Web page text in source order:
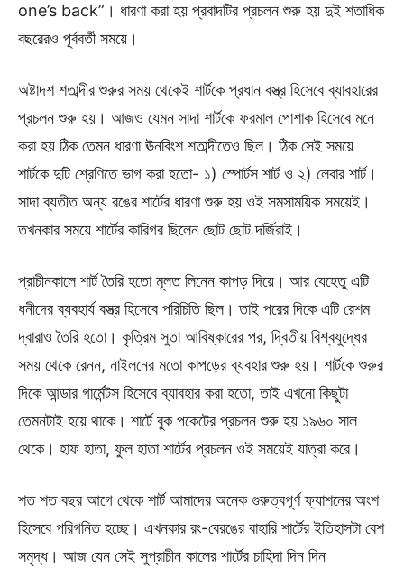
one’s back”। ধারণা করা হয় প্রবাদটির প্রচলন শুরু হয় দুই শতাধিক
বছরেরও পূর্ববর্তী সময়ে।
অষ্টাদশ শতাব্দীর শুরুর সময় থেকেই শার্টকে প্রধান বস্ত্র হিসেবে ব্যাবহারের
প্রচলন শুরু হয়। আজও যেমন সাদা শার্টকে ফরমাল পোশাক হিসেবে মনে
করা হয় ঠিক তেমন ধারণা ঊনবিংশ শতাব্দীতেও ছিল। ঠিক সেই সময়ে
শার্টকে দুটি শ্রেণিতে ভাগ করা হতো- ১) স্পোর্টস শার্ট ও ২) লেবার শার্ট।
সাদা ব্যতীত অন্য রঙের শার্টের ধারণা শুরু হয় ওই সমসাময়িক সময়েই।
তখনকার সময়ে শার্টের কারিগর ছিলেন ছোট ছোট দর্জিরাই।
প্রাচীনকালে শার্ট তৈরি হতো মূলত লিনেন কাপড় দিয়ে। আর যেহেতু এটি
ধনীদের ব্যবহার্য বস্ত্র হিসেবে পরিচিতি ছিল। তাই পরের দিকে এটি রেশম
দ্বারাও তৈরি হতো। কৃত্রিম সুতা আবিষ্কারের পর, দ্বিতীয় বিশ্বযুদ্ধের
সময় থেকে রেনন, নাইলনের মতো কাপড়ের ব্যবহার শুরু হয়। শার্টকে শুরুর
দিকে আন্ডার গার্মেন্টস হিসেবে ব্যাবহার করা হতো, তাই এখনো কিছুটা
তেমনটাই হয়ে থাকে। শার্টে বুক পকেটের প্রচলন শুরু হয় ১৯৬০ সাল
থেকে। হাফ হাতা, ফুল হাতা শার্টের প্রচলন ওই সময়েই যাত্রা করে।
শত শত বছর আগে থেকে শার্ট আমাদের অনেক গুরুত্বপূর্ণ ফ্যাশনের অংশ
হিসেবে পরিগনিত হচ্ছে। এখনকার রং-বেরঙের বাহারি শার্টের ইতিহাসটা বেশ
সমৃদ্ধ। আজ যেন সেই সুপ্রাচীন কালের শার্টের চাহিদা দিন দিন